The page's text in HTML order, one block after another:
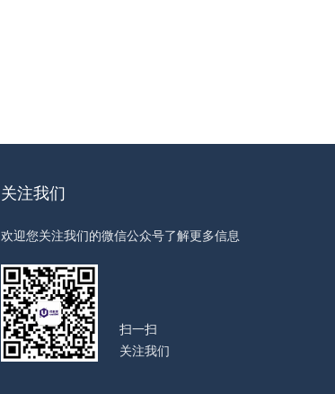
关注我们
欢迎您关注我们的微信公众号了解更多信息
扫一扫
关注我们